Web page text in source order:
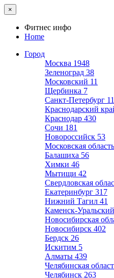
×
Фитнес инфо
Home
Город
Москва 1948
Зеленоград 38
Московский 11
Щербинка 7
Санкт-Петербург
Краснодарский
Краснодар 430
Сочи 181
Новороссийск 53
Московская область
Балашиха 56
Химки 46
Мытищи 42
Свердловская
Екатеринбург 317
Нижний Тагил 41
Каменск-Уральский
Новосибирская
Новосибирск 402
Бердск 26
Искитим 5
Алматы 439
Челябинская
Челябинск 263